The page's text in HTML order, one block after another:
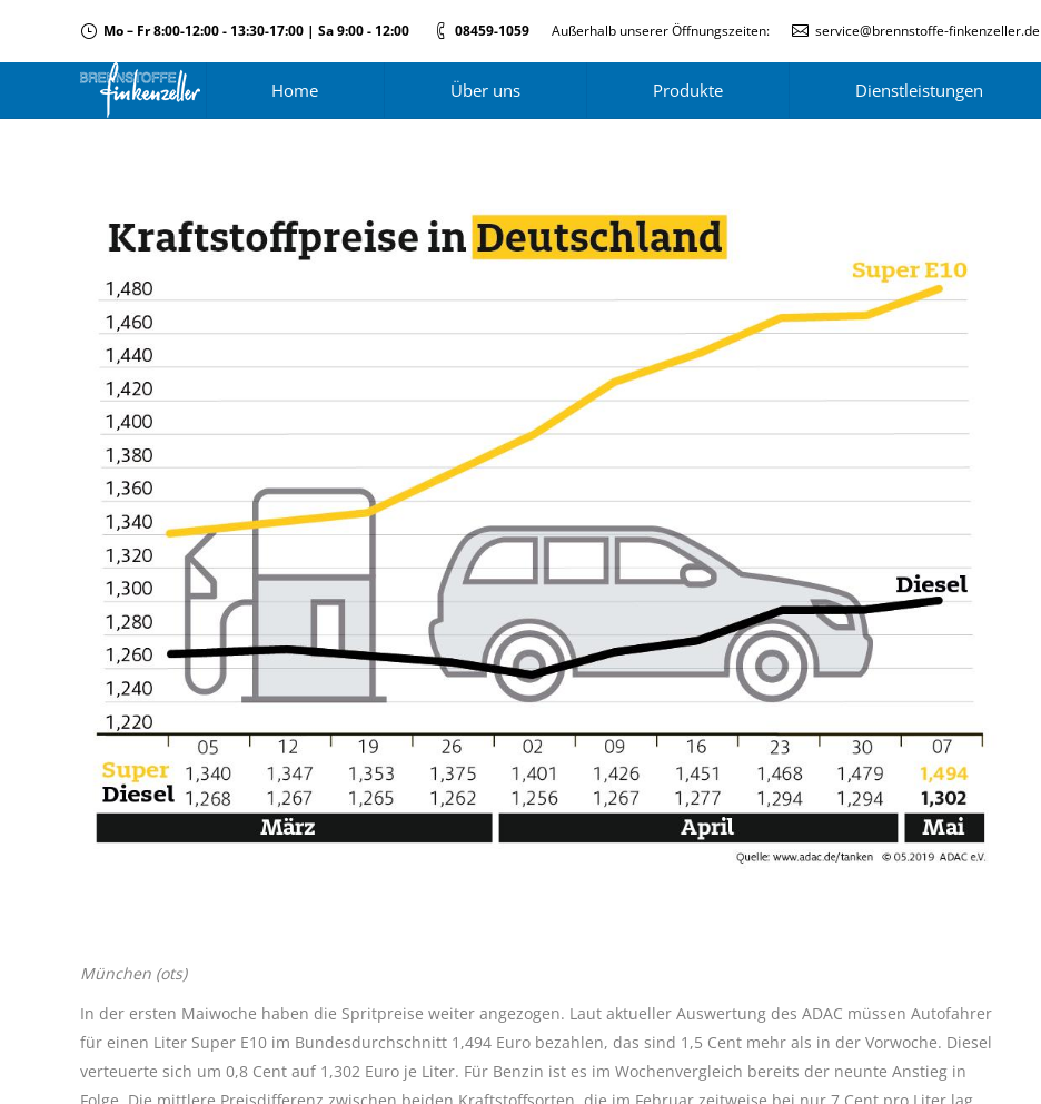
Mo – Fr 8:00-12:00 - 13:30-17:00 | Sa 9:00 - 12:00 08459-1059 Außerhalb unserer Öffnungszeiten: service@brennstoffe-finkenzeller.de
Home Über uns Produkte Dienstleistungen
München (ots)
In der ersten Maiwoche haben die Spritpreise weiter angezogen. Laut aktueller Auswertung des ADAC müssen Autofahrer
für einen Liter Super E10 im Bundesdurchschnitt 1,494 Euro bezahlen, das sind 1,5 Cent mehr als in der Vorwoche. Diesel
verteuerte sich um 0,8 Cent auf 1,302 Euro je Liter. Für Benzin ist es im Wochenvergleich bereits der neunte Anstieg in